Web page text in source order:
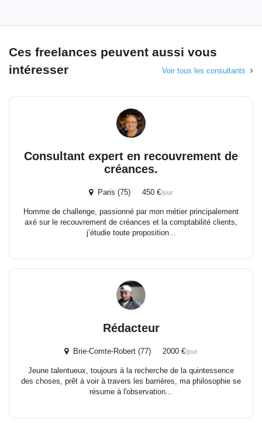
Ces freelances peuvent aussi vous
intéresser
Voir tous les consultants
Consultant expert en recouvrement de
créances.
Paris (75) 450 €/jour
Homme de challenge, passionné par mon métier principalement
axé sur le recouvrement de créances et la comptabilité clients,
j’étudie toute proposition...
Rédacteur
Brie-Comte-Robert (77) 2000 €/jour
Jeune talentueux, toujours à la recherche de la quintessence
des choses, prêt à voir à travers les barrières, ma philosophie se
résume à l'observation...